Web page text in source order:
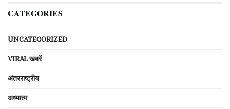
CATEGORIES
UNCATEGORIZED
VIRAL खबरें
अंतरराष्ट्रीय
अध्यात्म